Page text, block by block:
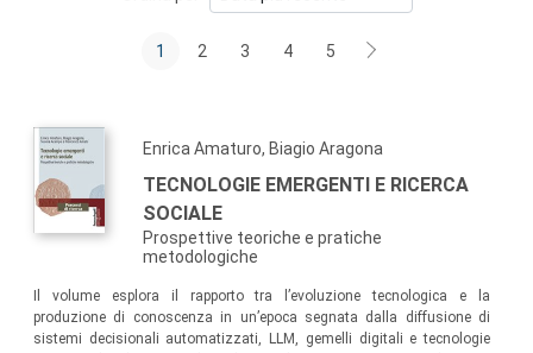
1 2 3 4 5
Enrica Amaturo, Biagio Aragona
TECNOLOGIE EMERGENTI E RICERCA
SOCIALE
Prospettive teoriche e pratiche
metodologiche
Il volume esplora il rapporto tra l’evoluzione tecnologica e la
produzione di conoscenza in un’epoca segnata dalla diffusione di
sistemi decisionali automatizzati, LLM, gemelli digitali e tecnologie